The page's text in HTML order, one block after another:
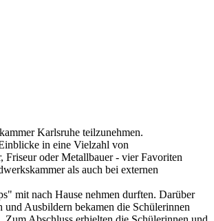
Karlsruhe teilzunehmen.
in eine Vielzahl von
Friseur oder Metallbauer - vier Favoriten
als auch bei externen
mit nach Hause nehmen durften. Darüber
Ausbildern bekamen die Schülerinnen